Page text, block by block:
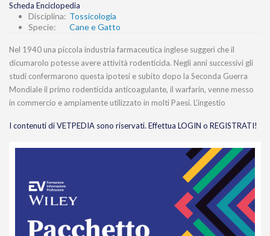
Scheda Enciclopedia
Disciplina: Tossicologia
Specie:
Cane e Gatto
Nel 1940 una piccola industria farmaceutica inglese suggerì che il
dicumarolo potesse avere attività rodenticida. Negli anni successivi gli
studi confermarono questa ipotesi e subito dopo la Seconda Guerra
Mondiale il primo rodenticida anticoagulante, il warfarin, venne messo
in commercio e ampiamente utilizzato in molti Paesi. L’ingestio
I contenuti di VETPEDIA sono riservati. Effettua LOGIN o REGISTRATI!